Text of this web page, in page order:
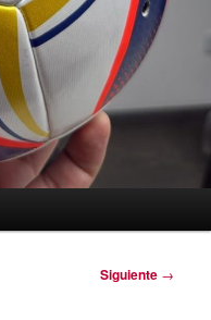
Siguiente →